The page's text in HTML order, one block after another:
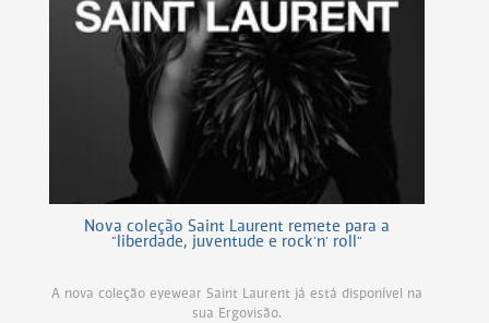
Nova coleção Saint Laurent remete para a
"liberdade, juventude e rock'n' roll"
A nova coleção eyewear Saint Laurent já está disponível na
sua Ergovisão.